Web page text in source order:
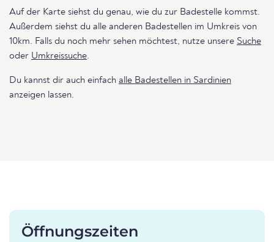
Auf der Karte siehst du genau, wie du zur Badestelle kommst.
Außerdem siehst du alle anderen Badestellen im Umkreis von
10km. Falls du noch mehr sehen möchtest, nutze unsere Suche
oder Umkreissuche.
Du kannst dir auch einfach alle Badestellen in Sardinien
anzeigen lassen.
Öffnungszeiten